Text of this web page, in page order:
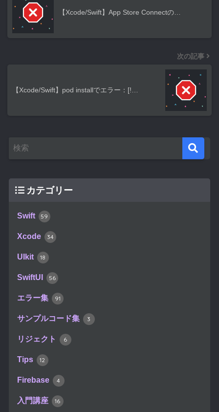
【Xcode/Swift】App Store Connectの…
次の記事
【Xcode/Swift】pod installでエラー：[!…
カテゴリー
Swift 59
Xcode 34
UIkit 18
SwiftUI 56
エラー集 91
サンプルコード集 3
リジェクト 6
Tips 12
Firebase 4
入門講座 16